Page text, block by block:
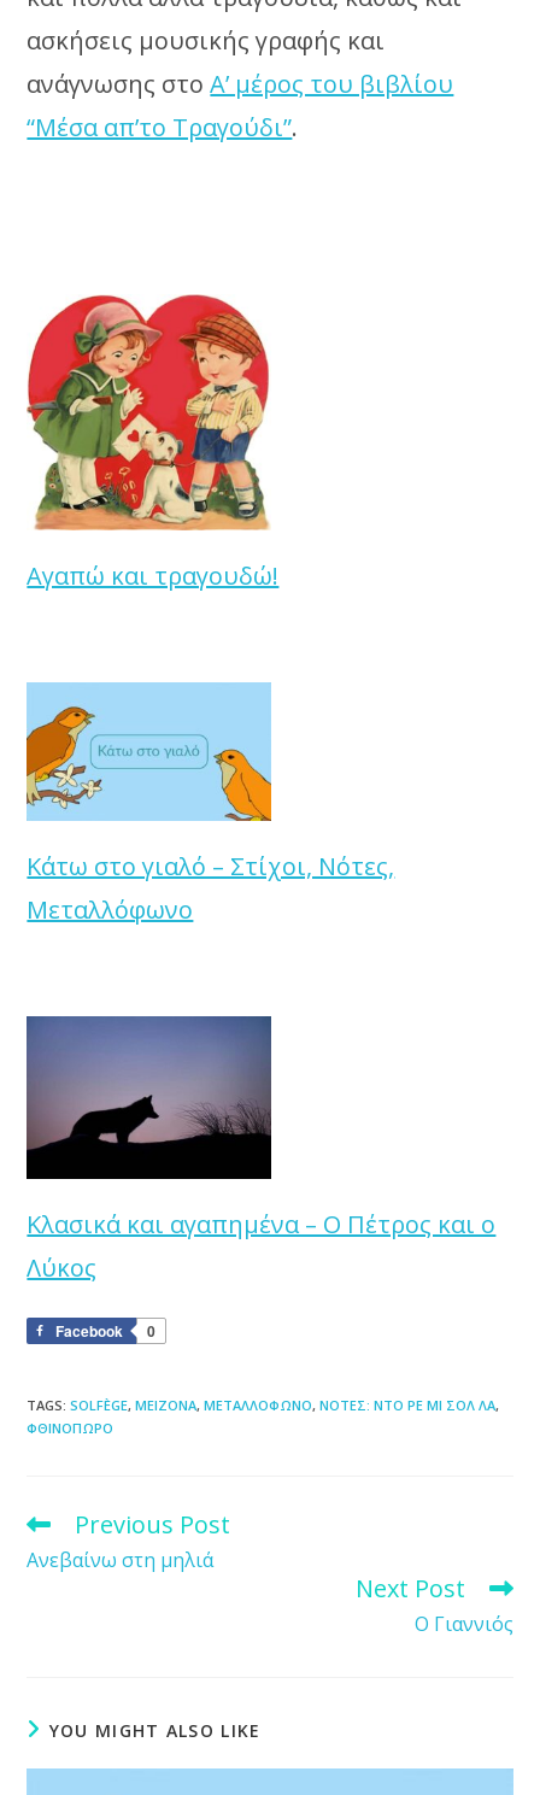
ασκήσεις μουσικής γραφής και
ανάγνωσης στοΑ’ μέρος του βιβλίου
“Μέσα απ’το Τραγούδι”.
Αγαπώ και τραγουδώ!
Κάτω στο γιαλό – Στίχοι, Νότες,
Μεταλλόφωνο
Κλασικά και αγαπημένα – Ο Πέτρος και ο
Λύκος
Facebook 0
TAGS:SOLFÈGE, ΜΕΙΖΟΝΑ, ΜΕΤΑΛΛΟΦΩΝΟ, ΝΟΤΕΣ: ΝΤΟ ΡΕ ΜΙ ΣΟΛ ΛΑ,
ΦΘΙΝΟΠΩΡΟ
Read
more
articles
Previous Post
Ανεβαίνω στη μηλιά
Next Post
Ο Γιαννιός
YOU MIGHT ALSO LIKE